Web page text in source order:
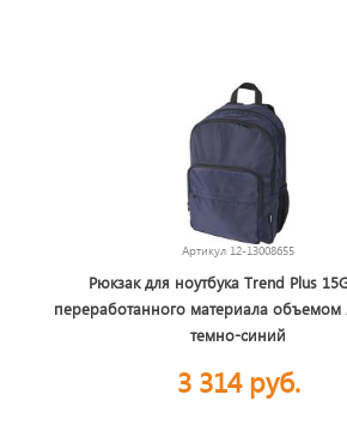
Артикул 12-13008655
Рюкзак для ноутбука Trend Plus
переработанного материала объемом
темно-синий
3 314 руб.